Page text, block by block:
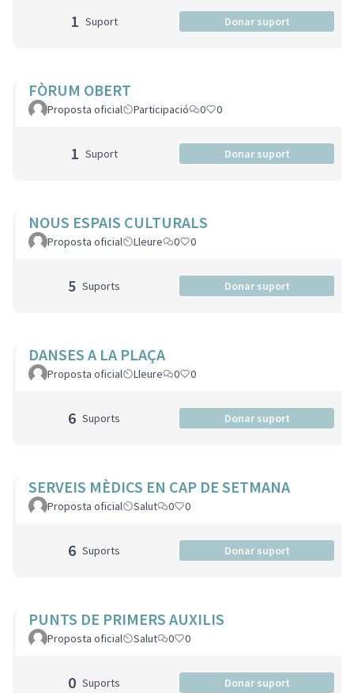
1 Suport Donar suport
FÒRUM OBERT
Proposta oficial Participació 0 0
1 Suport Donar suport
NOUS ESPAIS CULTURALS
Proposta oficial Lleure 0 0
5 Suports Donar suport
DANSES A LA PLAÇA
Proposta oficial Lleure 0 0
6 Suports Donar suport
SERVEIS MÈDICS EN CAP DE SETMANA
Proposta oficial Salut 0 0
6 Suports Donar suport
PUNTS DE PRIMERS AUXILIS
Proposta oficial Salut 0 0
0 Suports Donar suport